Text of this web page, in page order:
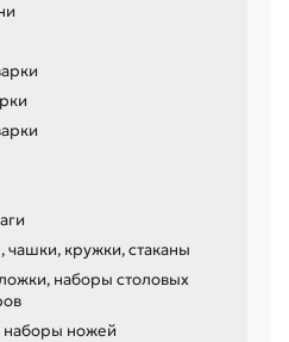
чашки, кружки, стаканы
наборы столовых
ножей